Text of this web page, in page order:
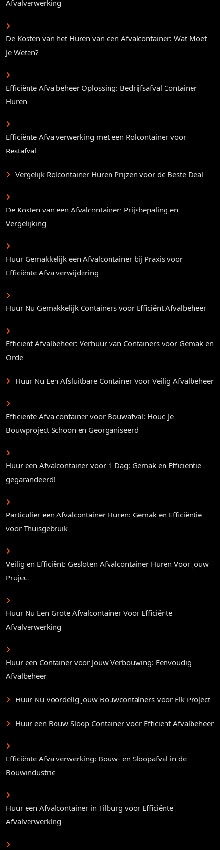
Afvalverwerking
De Kosten van het Huren van een Afvalcontainer: Wat Moet
Je Weten?
Efficiënte Afvalbeheer Oplossing: Bedrijfsafval Container
Huren
Efficiënte Afvalverwerking met een Rolcontainer voor
Restafval
Vergelijk Rolcontainer Huren Prijzen voor de Beste Deal
De Kosten van een Afvalcontainer: Prijsbepaling en
Vergelijking
Huur Gemakkelijk een Afvalcontainer bij Praxis voor
Efficiënte Afvalverwijdering
Huur Nu Gemakkelijk Containers voor Efficiënt Afvalbeheer
Efficiënt Afvalbeheer: Verhuur van Containers voor Gemak en
Orde
Huur Nu Een Afsluitbare Container Voor Veilig Afvalbeheer
Efficiënte Afvalcontainer voor Bouwafval: Houd Je
Bouwproject Schoon en Georganiseerd
Huur een Afvalcontainer voor 1 Dag: Gemak en Efficiëntie
gegarandeerd!
Particulier een Afvalcontainer Huren: Gemak en Efficiëntie
voor Thuisgebruik
Veilig en Efficiënt: Gesloten Afvalcontainer Huren Voor Jouw
Project
Huur Nu Een Grote Afvalcontainer Voor Efficiënte
Afvalverwerking
Huur een Container voor Jouw Verbouwing: Eenvoudig
Afvalbeheer
Huur Nu Voordelig Jouw Bouwcontainers Voor Elk Project
Huur een Bouw Sloop Container voor Efficiënt Afvalbeheer
Efficiënte Afvalverwerking: Bouw- en Sloopafval in de
Bouwindustrie
Huur een Afvalcontainer in Tilburg voor Efficiënte
Afvalverwerking